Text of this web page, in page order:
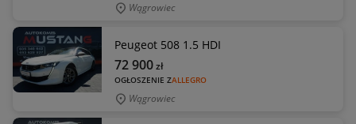
Wągrowiec
Peugeot 508 1.5 HDI
OGŁOSZENIE ZALLEGRO
72 900zł
Wągrowiec